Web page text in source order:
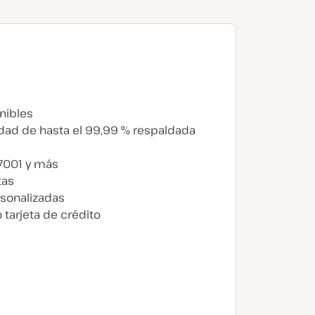
de hasta el 99,99 % respaldada
y más
tarjeta de crédito